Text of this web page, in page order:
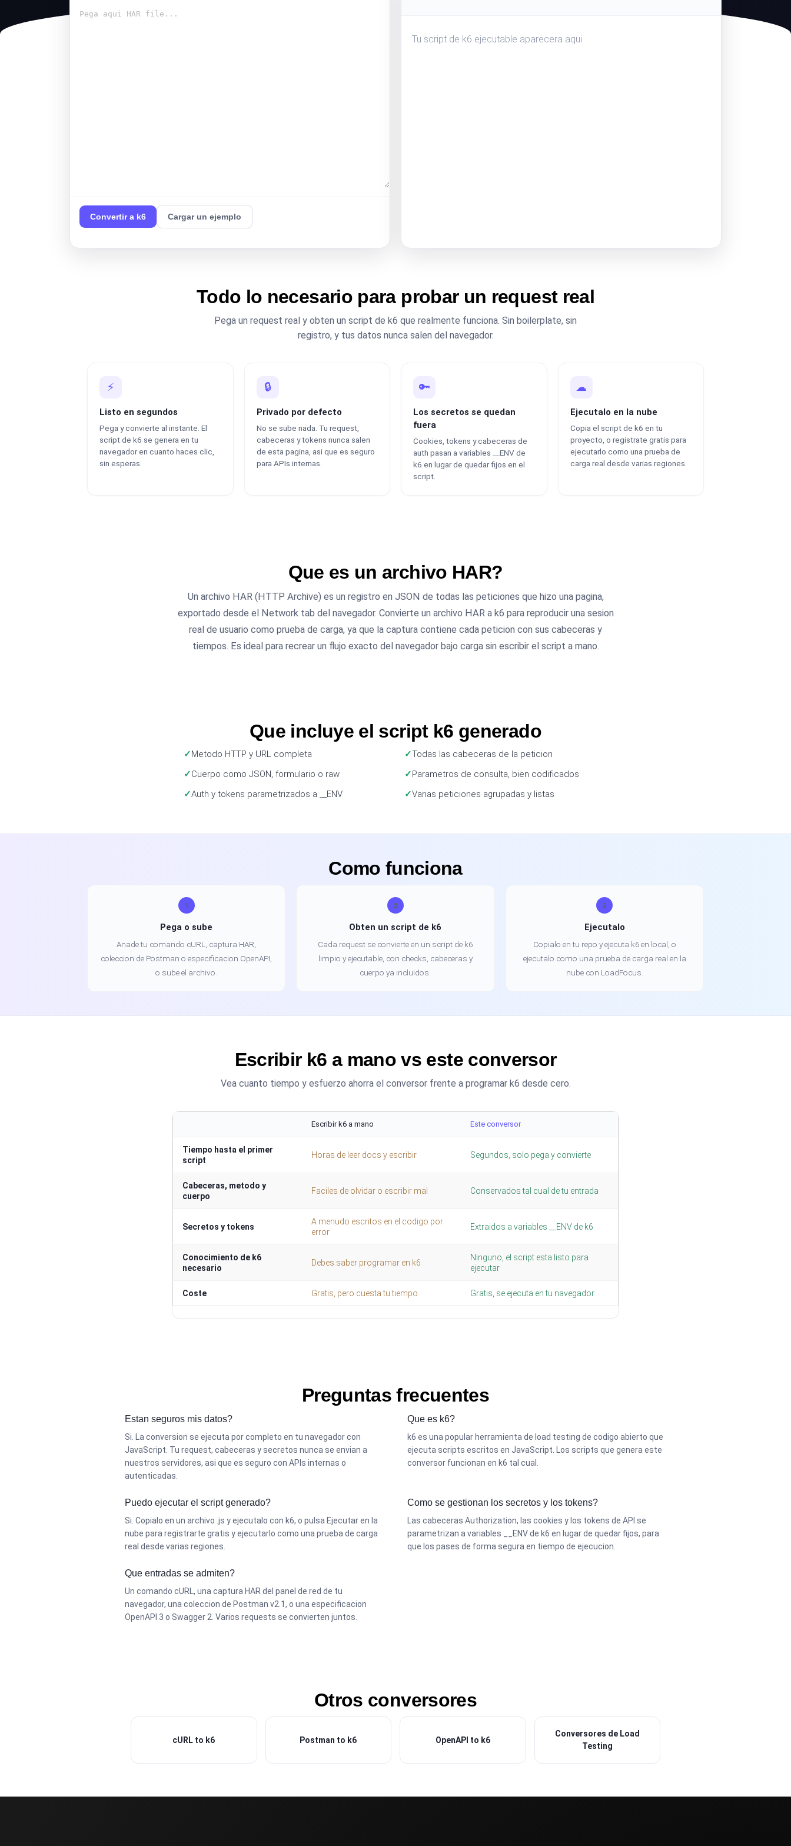
Convertir a k6 Cargar un ejemplo
Tu script de k6 ejecutable aparecera aqui.
Todo lo necesario para probar un request real
Pega un request real y obten un script de k6 que realmente funciona. Sin boilerplate, sin
registro, y tus datos nunca salen del navegador.
⚡
Listo en segundos
Pega y convierte al instante. El
script de k6 se genera en tu
navegador en cuanto haces clic,
sin esperas.
🔒
Privado por defecto
No se sube nada. Tu request,
cabeceras y tokens nunca salen
de esta pagina, asi que es seguro
para APIs internas.
🔑
Los secretos se quedan
fuera
Cookies, tokens y cabeceras de
auth pasan a variables __ENV de
k6 en lugar de quedar fijos en el
script.
☁
Ejecutalo en la nube
Copia el script de k6 en tu
proyecto, o registrate gratis para
ejecutarlo como una prueba de
carga real desde varias regiones.
Que es un archivo HAR?
Un archivo HAR (HTTP Archive) es un registro en JSON de todas las peticiones que hizo una pagina,
exportado desde el Network tab del navegador. Convierte un archivo HAR a k6 para reproducir una sesion
real de usuario como prueba de carga, ya que la captura contiene cada peticion con sus cabeceras y
tiempos. Es ideal para recrear un flujo exacto del navegador bajo carga sin escribir el script a mano.
Que incluye el script k6 generado
Metodo HTTP y URL completa
Todas las cabeceras de la peticion
Cuerpo como JSON, formulario o raw
Parametros de consulta, bien codificados
Auth y tokens parametrizados a __ENV
Varias peticiones agrupadas y listas
Como funciona
1
Pega o sube
Anade tu comando cURL, captura HAR,
coleccion de Postman o especificacion OpenAPI,
o sube el archivo.
2
Obten un script de k6
Cada request se convierte en un script de k6
limpio y ejecutable, con checks, cabeceras y
cuerpo ya incluidos.
3
Ejecutalo
Copialo en tu repo y ejecuta k6 en local, o
ejecutalo como una prueba de carga real en la
nube con LoadFocus.
Escribir k6 a mano vs este conversor
Vea cuanto tiempo y esfuerzo ahorra el conversor frente a programar k6 desde cero.
Escribir k6 a mano Este conversor
Tiempo hasta el primer
script
Horas de leer docs y escribir Segundos, solo pega y convierte
Cabeceras, metodo y
cuerpo
Faciles de olvidar o escribir mal Conservados tal cual de tu entrada
Secretos y tokens
A menudo escritos en el codigo por
error
Extraidos a variables __ENV de k6
Conocimiento de k6
necesario
Debes saber programar en k6
Ninguno, el script esta listo para
ejecutar
Coste Gratis, pero cuesta tu tiempo Gratis, se ejecuta en tu navegador
Preguntas frecuentes
Estan seguros mis datos?
Si. La conversion se ejecuta por completo en tu navegador con
JavaScript. Tu request, cabeceras y secretos nunca se envian a
nuestros servidores, asi que es seguro con APIs internas o
autenticadas.
Que es k6?
k6 es una popular herramienta de load testing de codigo abierto que
ejecuta scripts escritos en JavaScript. Los scripts que genera este
conversor funcionan en k6 tal cual.
Puedo ejecutar el script generado?
Si. Copialo en un archivo .js y ejecutalo con k6, o pulsa Ejecutar en la
nube para registrarte gratis y ejecutarlo como una prueba de carga
real desde varias regiones.
Como se gestionan los secretos y los tokens?
Las cabeceras Authorization, las cookies y los tokens de API se
parametrizan a variables __ENV de k6 en lugar de quedar fijos, para
que los pases de forma segura en tiempo de ejecucion.
Que entradas se admiten?
Un comando cURL, una captura HAR del panel de red de tu
navegador, una coleccion de Postman v2.1, o una especificacion
OpenAPI 3 o Swagger 2. Varios requests se convierten juntos.
Otros conversores
cURL to k6 Postman to k6 OpenAPI to k6
Conversores de Load
Testing